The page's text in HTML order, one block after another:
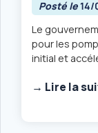
Posté le14/
Le
pour les
initial et
→ Lire la